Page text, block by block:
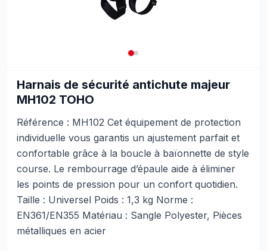
Harnais de sécurité antichute majeur
MH102 TOHO
Référence : MH102 Cet équipement de protection
individuelle vous garantis un ajustement parfait et
confortable grâce à la boucle à baïonnette de style
course. Le rembourrage d’épaule aide à éliminer
les points de pression pour un confort quotidien.
Taille : Universel Poids : 1,3 kg Norme :
EN361/EN355 Matériau : Sangle Polyester, Pièces
métalliques en acier